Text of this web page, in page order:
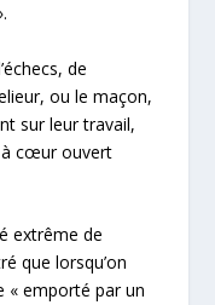
de
ou le maçon,
sur leur travail,
à cœur ouvert
extrême de
que lorsqu’on
« emporté par un